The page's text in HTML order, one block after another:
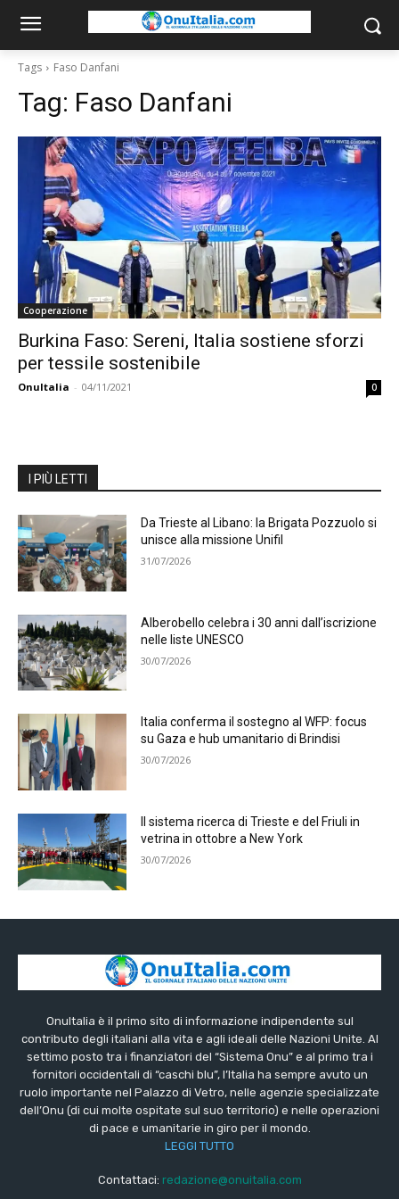
Tags Faso Danfani
Tag: Faso Danfani
Cooperazione
Burkina Faso: Sereni, Italia sostiene sforzi
per tessile sostenibile
OnuItalia - 04/11/2021 0
I PIÙ LETTI
Da Trieste al Libano: la Brigata Pozzuolo si
unisce alla missione Unifil
31/07/2026
Alberobello celebra i 30 anni dall’iscrizione
nelle liste UNESCO
30/07/2026
Italia conferma il sostegno al WFP: focus
su Gaza e hub umanitario di Brindisi
30/07/2026
Il sistema ricerca di Trieste e del Friuli in
vetrina in ottobre a New York
30/07/2026
OnuItalia è il primo sito di informazione indipendente sul
contributo degli italiani alla vita e agli ideali delle Nazioni Unite. Al
settimo posto tra i finanziatori del “Sistema Onu” e al primo tra i
fornitori occidentali di “caschi blu”, l’Italia ha sempre avuto un
ruolo importante nel Palazzo di Vetro, nelle agenzie specializzate
dell’Onu (di cui molte ospitate sul suo territorio) e nelle operazioni
di pace e umanitarie in giro per il mondo.
LEGGI TUTTO
Contattaci: redazione@onuitalia.com